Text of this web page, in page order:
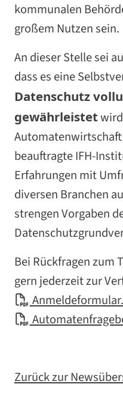
kommunalen
großem Nutzen sein.
An dieser Stelle sei
dass es eine
Datenschutz
gewährleistet
Automatenwirtschaft
beauftragte IFH-
Erfahrungen mit
diversen Branchen
strengen Vorgaben
Bei Rückfragen zum
gern jederzeit zur
Zurück zur